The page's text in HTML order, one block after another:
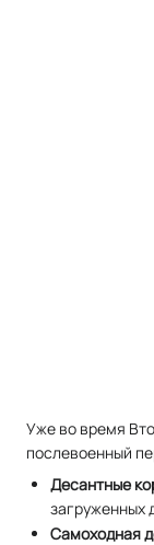
Уже во время
послевоенный
Десантные
загруженных
Самоходная